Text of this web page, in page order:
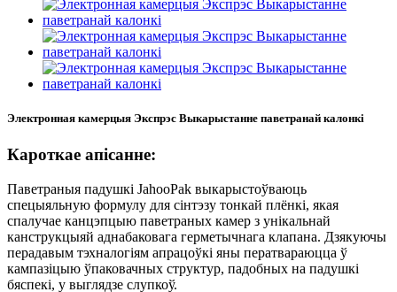
Электронная камерцыя Экспрэс Выкарыстанне паветранай калонкі
Кароткае апісанне:
Паветраныя падушкі JahooPak выкарыстоўваюць
спецыяльную формулу для сінтэзу тонкай плёнкі, якая
спалучае канцэпцыю паветраных камер з унікальнай
канструкцыяй аднабаковага герметычнага клапана. Дзякуючы
перадавым тэхналогіям апрацоўкі яны ператвараюцца ў
кампазіцыю ўпаковачных структур, падобных на падушкі
бяспекі, у выглядзе слупкоў.